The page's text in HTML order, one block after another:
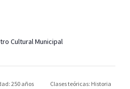
Cultural Municipal
250 años
Clases teóricas: Historia